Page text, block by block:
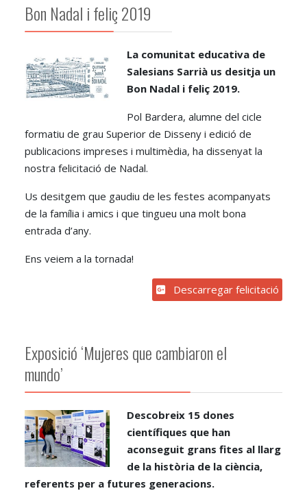
Bon Nadal i feliç 2019
La comunitat educativa de
Salesians Sarrià us desitja un
Bon Nadal i feliç 2019.
Pol Bardera, alumne del cicle
formatiu de grau Superior de Disseny i edició de
publicacions impreses i multimèdia, ha dissenyat la
nostra felicitació de Nadal.
Us desitgem que gaudiu de les festes acompanyats
de la família i amics i que tingueu una molt bona
entrada d’any.
Ens veiem a la tornada!
Descarregar felicitació
Exposició ‘Mujeres que cambiaron el
mundo’
Descobreix 15 dones
científiques que han
aconseguit grans fites al llarg
de la història de la ciència,
referents per a futures generacions.